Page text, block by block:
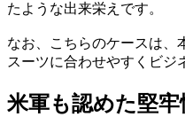
たような出来栄えです。
なお、こちらのケースは、
スーツに合わせやすくビジ
米軍も認めた堅牢